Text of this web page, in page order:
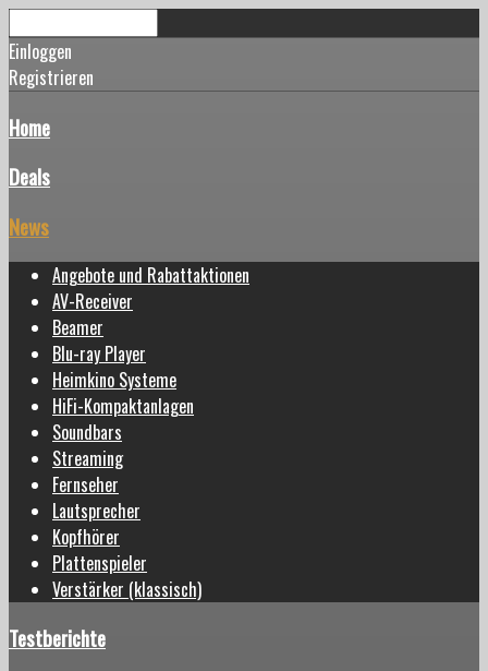
Einloggen
Registrieren
Home
Deals
News
Angebote und Rabattaktionen
AV-Receiver
Beamer
Blu-ray Player
Heimkino Systeme
HiFi-Kompaktanlagen
Soundbars
Streaming
Fernseher
Lautsprecher
Kopfhörer
Plattenspieler
Verstärker (klassisch)
Testberichte